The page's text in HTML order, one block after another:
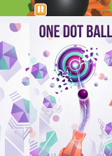
Kale Adası Tıklama